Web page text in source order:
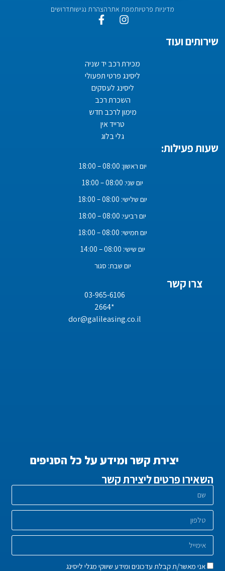
מדיניות פרטיותמפת אתרהצהרת נגישותדרושים
שירותים ועוד
מכירת רכב יד שניה
ליסינג פרטי תפעולי
ליסינג לעסקים
השכרת רכב
מימון לרכב חדש
טרייד אין
גלי בלוג
שעות פעילות:
יום ראשון: 08:00 – 18:00
יום שני: 08:00 – 18:00
יום שלישי: 08:00 – 18:00
יום רביעי: 08:00 – 18:00
יום חמישי: 08:00 – 18:00
יום שישי: 08:00 – 14:00
יום שבת: סגור
צרו קשר
03-965-6106
*2664
dor@galileasing.co.il
יצירת קשר ומידע על כל הסניפים
השאירו פרטים ליצירת קשר
אני מאשר/ת קבלת עדכונים ומידע שיווקי מגלי ליסינג